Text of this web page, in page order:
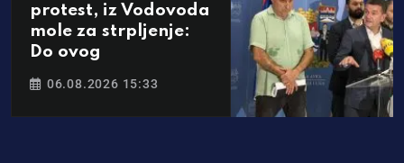
protest, iz Vodovoda
mole za strpljenje:
Do ovog
06.08.2026 15:33